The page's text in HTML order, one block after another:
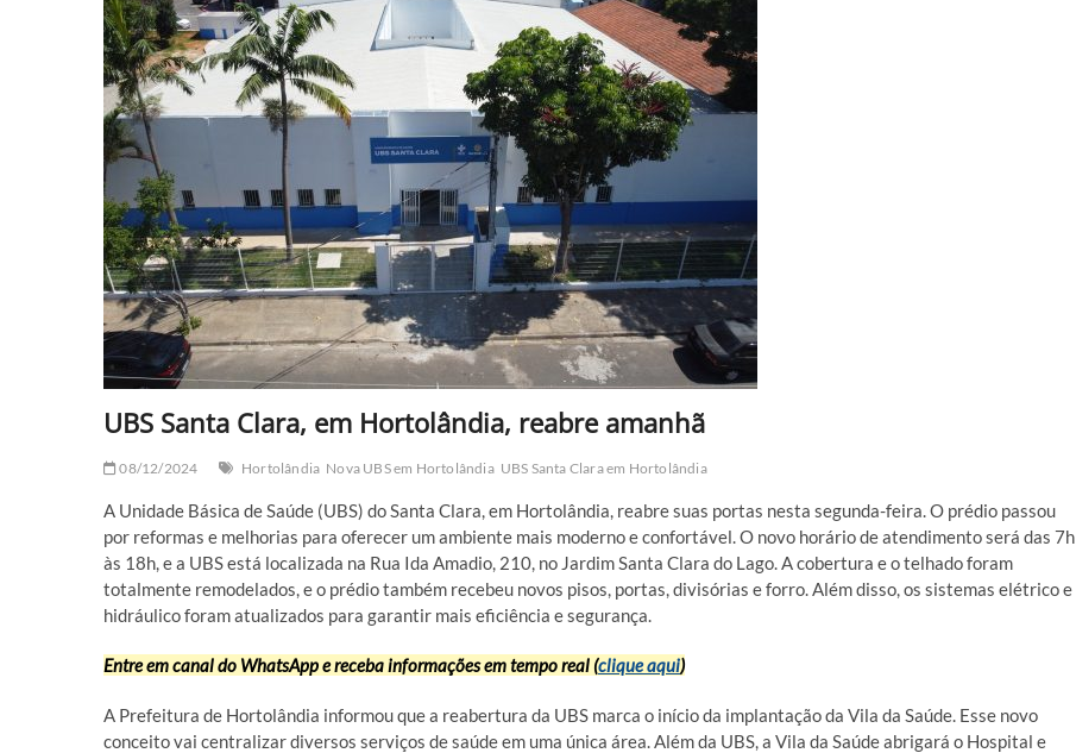
UBS Santa Clara, em Hortolândia, reabre amanhã
08/12/2024 Hortolândia Nova UBS em Hortolândia UBS Santa Clara em Hortolândia
A Unidade Básica de Saúde (UBS) do Santa Clara, em Hortolândia, reabre suas portas nesta segunda-feira. O prédio passou
por reformas e melhorias para oferecer um ambiente mais moderno e confortável. O novo horário de atendimento será das 7h
às 18h, e a UBS está localizada na Rua Ida Amadio, 210, no Jardim Santa Clara do Lago. A cobertura e o telhado foram
totalmente remodelados, e o prédio também recebeu novos pisos, portas, divisórias e forro. Além disso, os sistemas elétrico e
hidráulico foram atualizados para garantir mais eficiência e segurança.
Entre em canal do WhatsApp e receba informações em tempo real (clique aqui)
A Prefeitura de Hortolândia informou que a reabertura da UBS marca o início da implantação da Vila da Saúde. Esse novo
conceito vai centralizar diversos serviços de saúde em uma única área. Além da UBS, a Vila da Saúde abrigará o Hospital e